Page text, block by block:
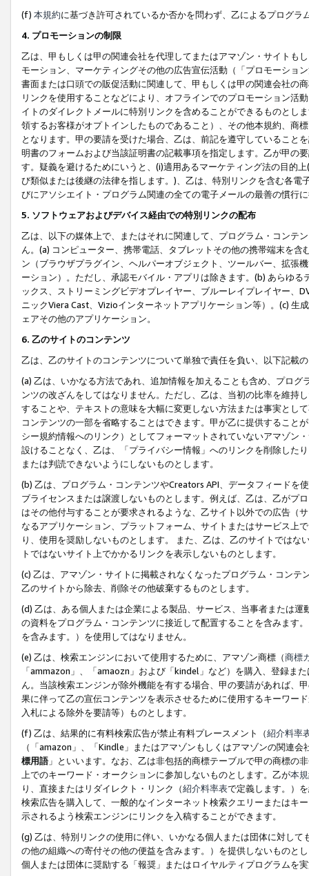
(f) 本規約に基づき許可されているか否かを問わず、乙によるプログ
4. プロモーションの制限
乙は、甲もしくは甲の関連会社を代理してまたはアマゾン・サイトも
モーション、マーケティングその他の広告宣伝活動（「プロモーショ
書面または口頭での販促活動に関連して、甲もしくは甲の関連会社の
リンクを使用することなどにより、オフラインでのプロモーション活
イトのダイレクトメールに特別リンクを含めることができるものとし
領するお客様がオプトインしたものであること）、その他本規約、商
となります。甲の要請を受けた場合、乙は、前記を遵守していること
明書のフォームおよび当該証明書の記載事項を指定します。乙が甲の
す。疑義を避けるためにいうと、(i)適用あるマーケティング法の目的
び類似または後継の法律を指します。)、乙は、特別リンクを含む各
びにアソシエイト・プログラム関連の全ての電子メールの最善の慣行
5. ソフトウェアおよびデバイス経由での特別リンクの配布
乙は、以下の媒体上で、またはそれに関連して、プログラム・コンテ
ん。(a) コンピューター、携帯電話、タブレットその他の携帯端末を
ン（ブラウザプラグイン、ヘルパーオブジェクト、ツールバー、拡張
ーション）。ただし、承認モバイル・アプリは除きます。(b) あらゆ
ックス、ストリーミングビデオプレイヤー、ブルーレイプレイヤー、
ニックViera Cast、Vizioインターネットアプリケーション等）。(c)
ェアその他のアプリケーション。
6. 乙のサイトのコンテンツ
乙は、乙のサイトのコンテンツについて単独で責任を負い、以下記載
(a) 乙は、いかなる方法であれ、追加情報を加えることも含め、プロ
ンツの改ざんをしてはなりません。ただし、乙は、当初の比率を維持
することや、テキストの意味を大幅に変更しない方法または事実とし
コンテンツの一部を省略することはできます。甲が乙に提供すること
シー規約情報へのリンク）としてフォーマットされていないアマゾン
設けることなく、乙は、「プライバシー情報」へのリンクを削除した
または判読できないようにしないものとします。
(b) 乙は、プログラム・コンテンツやCreators API、データフィード
ブライセンスまたは譲渡しないものとします。例えば、乙は、乙がプ
はその他付与することが要求されるような、乙サイト以外での広告（
なるアプリケーション、プラットフォーム、サイトまたはサービス上
り、使用を奨励しないものとします。 また、乙は、乙のサイトでは
トではないサイト上でかかるリンクを表示しないものとします。
(c) 乙は、アマゾン・サイトに掲載されなくなったプログラム・コン
乙のサイトから除去、削除その他破棄するものとします。
(d) 乙は、ある個人または企業による製品、サービス、当事者または
の資料をプログラム・コンテンツに接近して配置することを含みます
を含みます。）を使用してはなりません。
(e) 乙は、検索エンジンにおいて使用するために、アマゾン商標（商標
「ammazon」、「amaozn」および「kindel」など）を購入、登録ま
ん。当該検索エンジンが除外機能を有する場合、甲の要請があれば、
果に伴って乙の宣伝コンテンツを表示させるために使用するキーワー
入札による除外を要請等）ものとします。
(f) 乙は、結果的に有料検索広告が禁止有料プレースメント（紹介料率
（「amazon」、「Kindle」またはアマゾンもしくはアマゾンの関連
標用語」といいます。なお、乙は非包括的商標テーブルで甲の商標の
上でのキーワード・オークションに参加しないものとします。乙が本
り、直接またはリダイレクト・リンク（紹介料率表で定義します。）
検索広告を購入して、一般的なインターネット検索クエリーまたはキ
示されるよう検索エンジンにリンクを入稿することができます。
(g) 乙は、特別リンクの使用に伴い、いかなる個人または団体に対し
の他の組織への寄付その他の便益を含みます。）を提供しないものと
個人または団体に奨励する「報奨」またはロイヤルティプログラムを